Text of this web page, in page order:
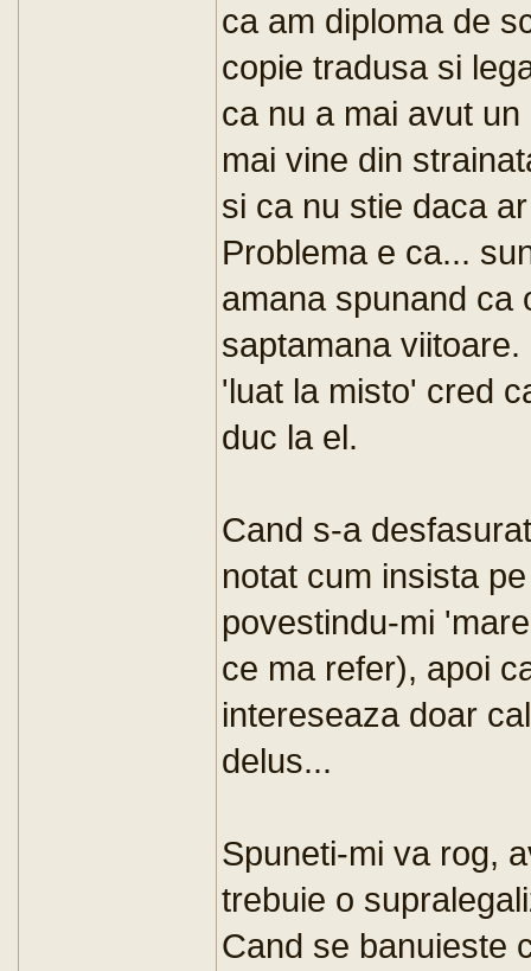
ca am diploma de
copie tradusa si
ca nu a mai avut
mai vine din
si ca nu stie daca
Problema e ca...
amana spunand ca
saptamana
'luat la misto' cred
duc la el.
Cand s-a
notat cum insista
povestindu-mi
ce ma refer), apoi
intereseaza doar
delus...
Spuneti-mi va rog,
trebuie o
Cand se banuieste